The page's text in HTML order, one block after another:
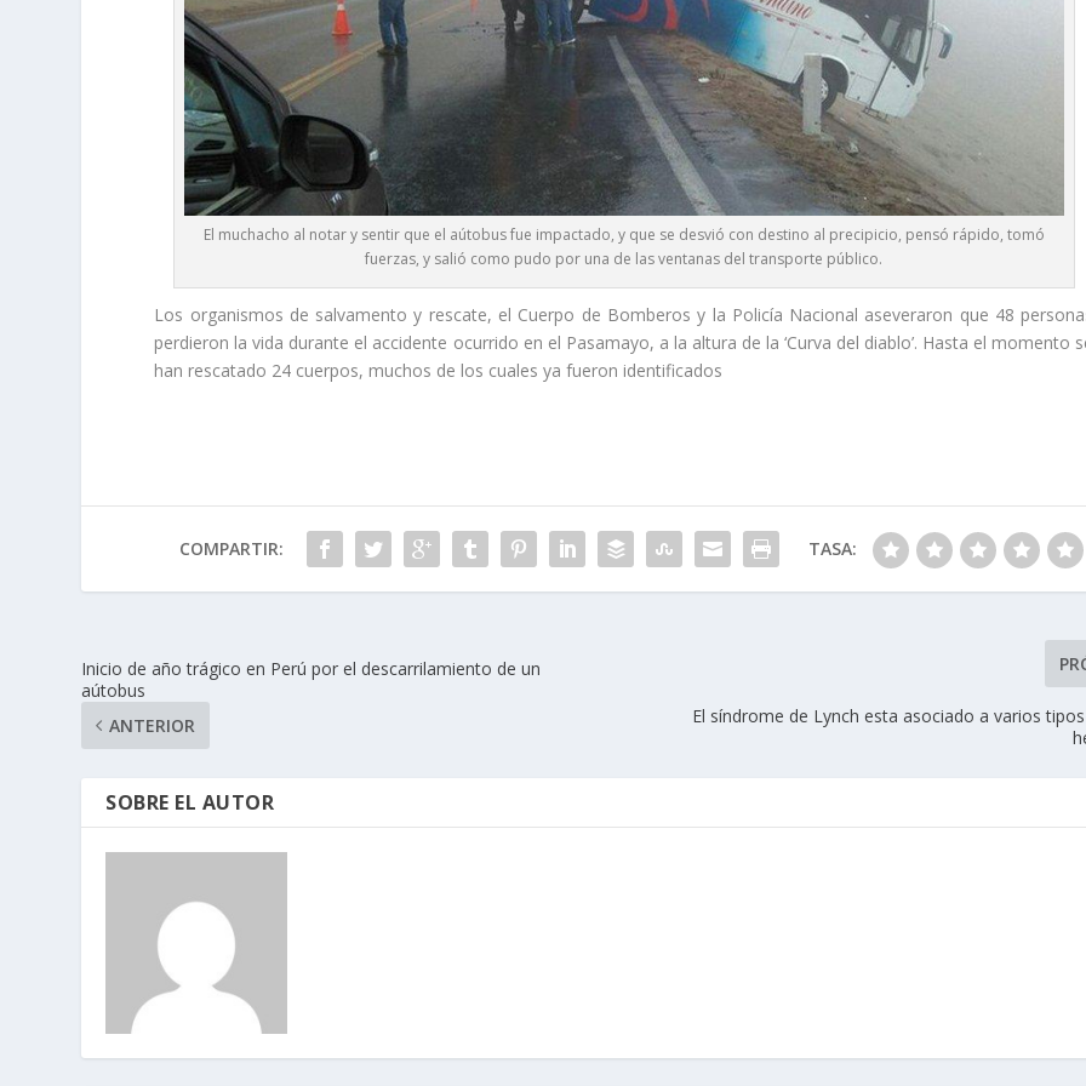
El muchacho al notar y sentir que el aútobus fue impactado, y que se desvió con destino al precipicio, pensó rápido, tomó
fuerzas, y salió como pudo por una de las ventanas del transporte público.
Los organismos de salvamento y rescate, el Cuerpo de Bomberos y la Policía Nacional aseveraron que 48
perdieron la vida durante el accidente ocurrido en el Pasamayo, a la altura de la ‘Curva del diablo’. Hasta el momento
han rescatado 24 cuerpos, muchos de los cuales ya fueron identificados
COMPARTIR: TASA:
Inicio de año trágico en Perú por el descarrilamiento de un
aútobus
ANTERIOR
El síndrome de Lynch esta asociado a varios
SOBRE EL AUTOR